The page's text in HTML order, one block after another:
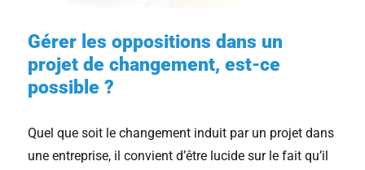
Gérer les oppositions dans un
projet de changement, est-ce
possible ?
Quel que soit le changement induit par un projet dans
une entreprise, il convient d’être lucide sur le fait qu’il